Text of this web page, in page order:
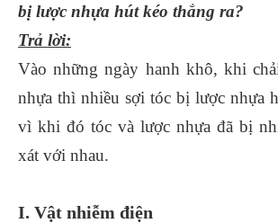
bị lược nhựa hút kéo thẳng ra?
Trả lời:
Vào những ngày hanh khô, khi
nhựa thì nhiều sợi tóc bị lược nhựa
vì khi đó tóc và lược nhựa đã bị
xát với nhau.
I. Vật nhiễm điện